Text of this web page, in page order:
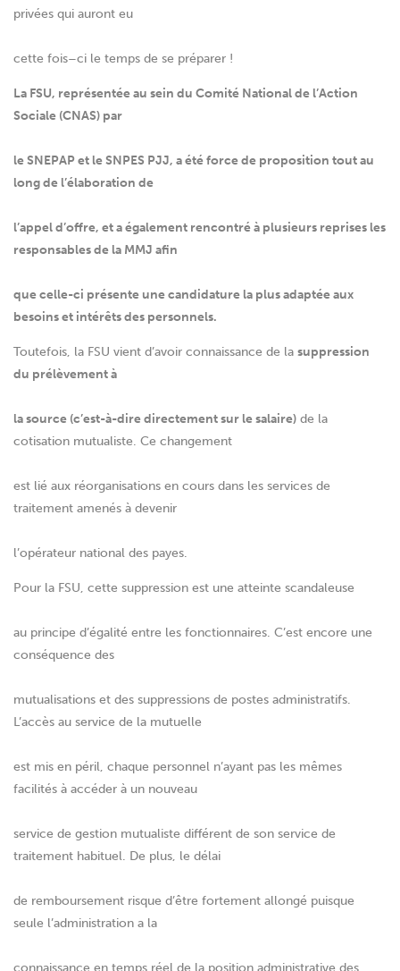
privées qui auront eu
cette fois–ci le temps de se préparer !
La FSU, représentée au sein du Comité National de l’Action
Sociale (CNAS) par
le SNEPAP et le SNPES PJJ, a été force de proposition tout au
long de l’élaboration de
l’appel d’offre, et a également rencontré à plusieurs reprises les
responsables de la MMJ afin
que celle-ci présente une candidature la plus adaptée aux
besoins et intérêts des personnels.
Toutefois, la FSU vient d’avoir connaissance de la suppression
du prélèvement à
la source (c’est-à-dire directement sur le salaire) de la
cotisation mutualiste. Ce changement
est lié aux réorganisations en cours dans les services de
traitement amenés à devenir
l’opérateur national des payes.
Pour la FSU, cette suppression est une atteinte scandaleuse
au principe d’égalité entre les fonctionnaires. C’est encore une
conséquence des
mutualisations et des suppressions de postes administratifs.
L’accès au service de la mutuelle
est mis en péril, chaque personnel n’ayant pas les mêmes
facilités à accéder à un nouveau
service de gestion mutualiste différent de son service de
traitement habituel. De plus, le délai
de remboursement risque d’être fortement allongé puisque
seule l’administration a la
connaissance en temps réel de la position administrative des